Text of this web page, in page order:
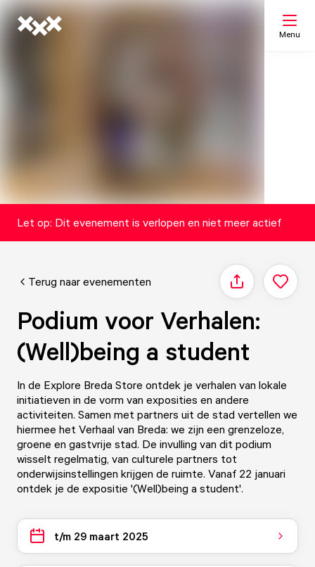
Menu
Let op: Dit evenement is verlopen en niet meer actief
Terug naar evenementen Delen
Podium voor Verhalen:
(Well)being a student
In de Explore Breda Store ontdek je verhalen van lokale
initiatieven in de vorm van exposities en andere
activiteiten. Samen met partners uit de stad vertellen we
hiermee het Verhaal van Breda: we zijn een grenzeloze,
groene en gastvrije stad. De invulling van dit podium
wisselt regelmatig, van culturele partners tot
onderwijsinstellingen krijgen de ruimte. Vanaf 22 januari
ontdek je de expositie '(Well)being a student'.
t/m 29 maart 2025